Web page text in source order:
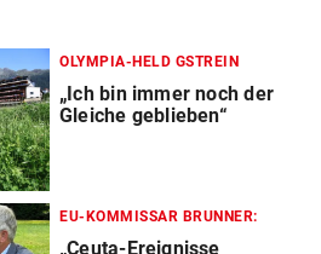
OLYMPIA-HELD GSTREIN
„Ich bin immer noch der
Gleiche geblieben“
EU-KOMMISSAR BRUNNER:
„Ceuta-Ereignisse